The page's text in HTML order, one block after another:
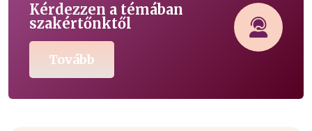
Kérdezzen a témában
szakértőnktől
Tovább